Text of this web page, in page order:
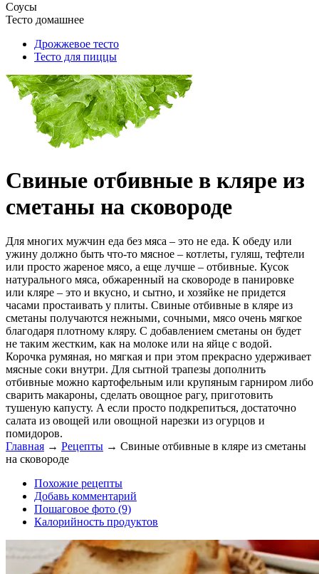
Соусы
Тесто домашнее
Дрожжевое тесто
Тесто для пиццы
Свиные отбивные в кляре из
сметаны на сковороде
Для многих мужчин еда без мяса – это не еда. К обеду или
ужину должно быть что-то мясное – котлеты, гуляш, тефтели
или просто жареное мясо, а еще лучше – отбивные. Кусок
натурального мяса, обжаренный на сковороде в панировке
или кляре – это и вкусно, и сытно, и хозяйке не придется
часами простаивать у плиты. Свиные отбивные в кляре из
сметаны получаются нежными, сочными, мясо очень мягкое
благодаря плотному кляру. С добавлением сметаны он будет
не таким жестким, как на молоке или на яйце с водой.
Корочка румяная, но мягкая и при этом прекрасно удерживает
мясные соки внутри. Для сытной трапезы дополнить
отбивные можно картофельным или крупяным гарниром либо
сварить макароны, сделать овощное рагу, приготовить
тушеную капусту. А если просто подкрепиться, достаточно
салата из овощей или овощной нарезки из огурцов и
помидоров.
Главная → Рецепты → Свиные отбивные в кляре из сметаны
на сковороде
Похожие рецепты
Добавь комментарий
Пошаговое фото (9)
Калорийность продуктов